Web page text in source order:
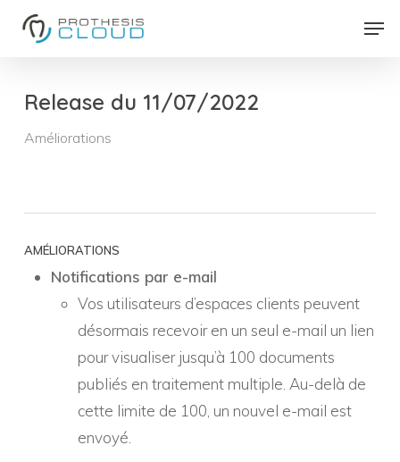
contentRelease du 11/07/2022
Améliorations
AMÉLIORATIONS
Notifications par e-mail
Vos utilisateurs d’espaces clients peuvent
désormais recevoir en un seul e-mail un lien
pour visualiser jusqu’à 100 documents
publiés en traitement multiple. Au-delà de
cette limite de 100, un nouvel e-mail est
envoyé.